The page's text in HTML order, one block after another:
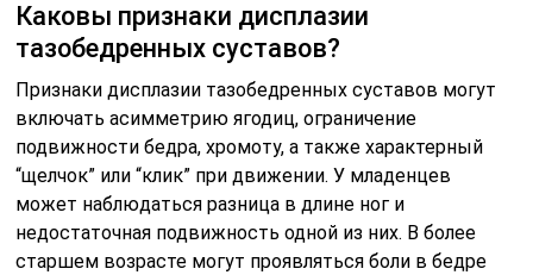
Каковы признаки дисплазии
тазобедренных суставов?
Признаки дисплазии тазобедренных суставов могут
включать асимметрию ягодиц, ограничение
подвижности бедра, хромоту, а также характерный
“щелчок” или “клик” при движении. У младенцев
может наблюдаться разница в длине ног и
недостаточная подвижность одной из них. В более
старшем возрасте могут проявляться боли в бедре